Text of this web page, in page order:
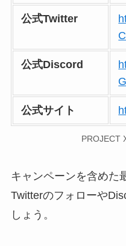
公式Twitter
公式Discord
公式サイト
PROJECT
キャンペーンを含めた
Twitterのフォローや
しょう。